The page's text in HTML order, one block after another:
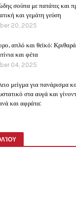
σούπα με πατάτες και
και γεμάτη γεύση
20, 2025
απλό και θεϊκό:
και φέτα
04, 2025
μείγμα για πανάρισμα
στα αυγά και
και αφράτα: